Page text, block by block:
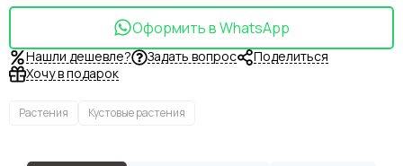
Оформить в WhatsApp
Нашли дешевле? Задать вопрос
Поделиться
Хочу в подарок
Растения Кустовые растения